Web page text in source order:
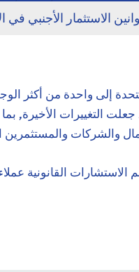
الاستثمار الأجنبي في
إلى واحدة من أكثر
والشركات
القانونية